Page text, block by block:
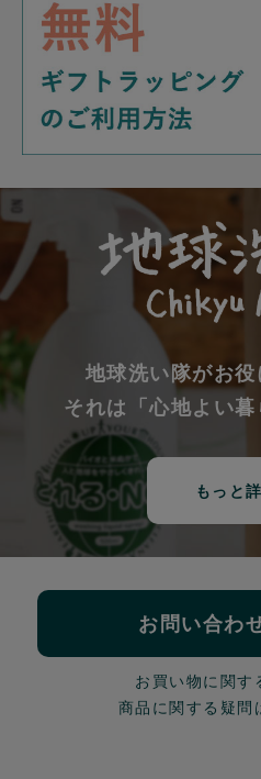
地球洗い隊がお
それは「心地よい
もっと
お問い合わ
お買い物に関す
商品に関する疑問